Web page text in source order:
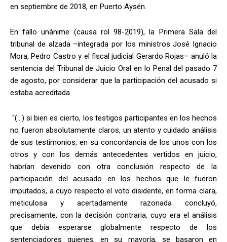
en septiembre de 2018, en Puerto Aysén.
En fallo unánime (causa rol 98-2019), la Primera Sala del
tribunal de alzada –integrada por los ministros José Ignacio
Mora, Pedro Castro y el fiscal judicial Gerardo Rojas– anuló la
sentencia del Tribunal de Juicio Oral en lo Penal del pasado 7
de agosto, por considerar que la participación del acusado si
estaba acreditada.
“(…) si bien es cierto, los testigos participantes en los hechos
no fueron absolutamente claros, un atento y cuidado análisis
de sus testimonios, en su concordancia de los unos con los
otros y con los demás antecedentes vertidos en juicio,
habrían devenido con otra conclusión respecto de la
participación del acusado en los hechos que le fueron
imputados, a cuyo respecto el voto disidente, en forma clara,
meticulosa y acertadamente razonada concluyó,
precisamente, con la decisión contraria, cuyo era el análisis
que debía esperarse globalmente respecto de los
sentenciadores quienes, en su mayoría, se basaron en